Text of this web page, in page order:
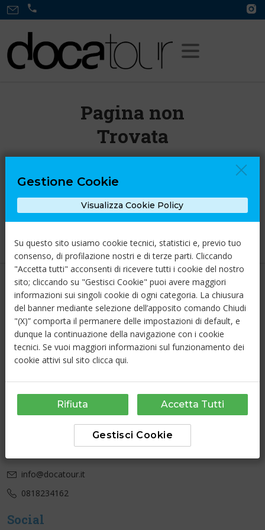
Pagina non
Trovata
Ci dispiace, ma la pagina che stai
Link Utili
Chi Siamo
Contatti
Cookie Policy
Privacy Policy
DO.CA. TOUR
Ragione sociale e sede legale:
CAPTUR S.R.L.
Via Principe di Napoli, 33-35, Nola, NA
info@docatour.it
0818234162
Social
Gestione Cookie
Visualizza Cookie Policy
Su questo sito usiamo cookie tecnici, statistici e, previo tuo
consenso, di profilazione nostri e di terze parti. Cliccando
"Accetta tutti" acconsenti di ricevere tutti i cookie del nostro
sito; cliccando su "Gestisci Cookie" puoi avere maggiori
informazioni sui singoli cookie di ogni categoria. La chiusura
del banner mediante selezione dell’apposito comando Chiudi
"(X)” comporta il permanere delle impostazioni di default, e
dunque la continuazione della navigazione con i cookie
tecnici. Se vuoi maggiori informazioni sul funzionamento dei
cookie attivi sul sito clicca qui.
Gestisci Cookie
Rifiuta Accetta Tutti